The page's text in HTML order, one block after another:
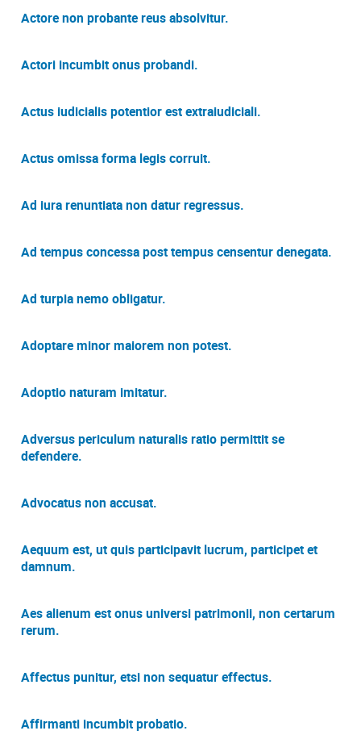
Actore non probante reus absolvitur.
Actori incumbit onus probandi.
Actus iudicialis potentior est extraiudiciali.
Actus omissa forma legis corruit.
Ad iura renuntiata non datur regressus.
Ad tempus concessa post tempus censentur denegata.
Ad turpia nemo obligatur.
Adoptare minor maiorem non potest.
Adoptio naturam imitatur.
Adversus periculum naturalis ratio permittit se
defendere.
Advocatus non accusat.
Aequum est, ut quis participavit lucrum, participet et
damnum.
Aes alienum est onus universi patrimonii, non certarum
rerum.
Affectus punitur, etsi non sequatur effectus.
Affirmanti incumbit probatio.